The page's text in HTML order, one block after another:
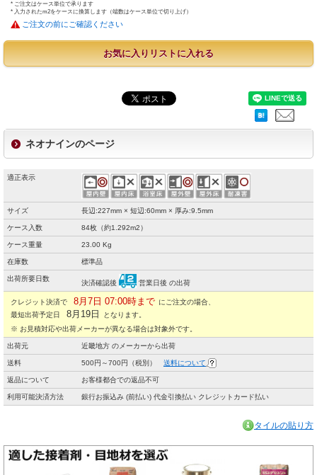
* ご注文はケース単位で承ります
* 入力されたm2をケースに換算します（端数はケース単位で切り上げ）
ご注文の前にご確認ください
お気に入りリストに入れる
ネオナインのページ
適正表示
サイズ 長辺:227mm × 短辺:60mm × 厚み:9.5mm
ケース入数 84枚（約1.292m2）
ケース重量 23.00 Kg
在庫数 標準品
出荷所要日数
決済確認後 営業日後 の出荷
クレジット決済で 8月7日 07:00時まで にご注文の場合、
最短出荷予定日
8月19日
となります。
※ お見積対応や出荷メーカーが異なる場合は対象外です。
出荷元 近畿地方 のメーカーから出荷
送料 500円～700円（税別） 送料について
返品について お客様都合での返品不可
利用可能決済方法 銀行お振込み (前払い) 代金引換払い クレジットカード払い
タイルの貼り方